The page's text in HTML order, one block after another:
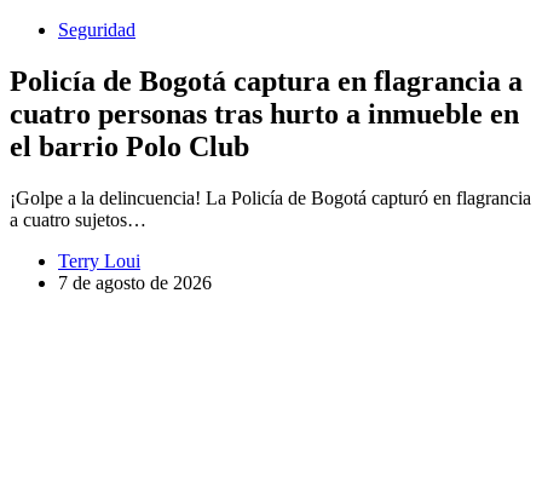
Seguridad
Policía de Bogotá captura en flagrancia a
cuatro personas tras hurto a inmueble en
el barrio Polo Club
¡Golpe a la delincuencia! La Policía de Bogotá capturó en flagrancia
a cuatro sujetos…
Terry Loui
7 de agosto de 2026